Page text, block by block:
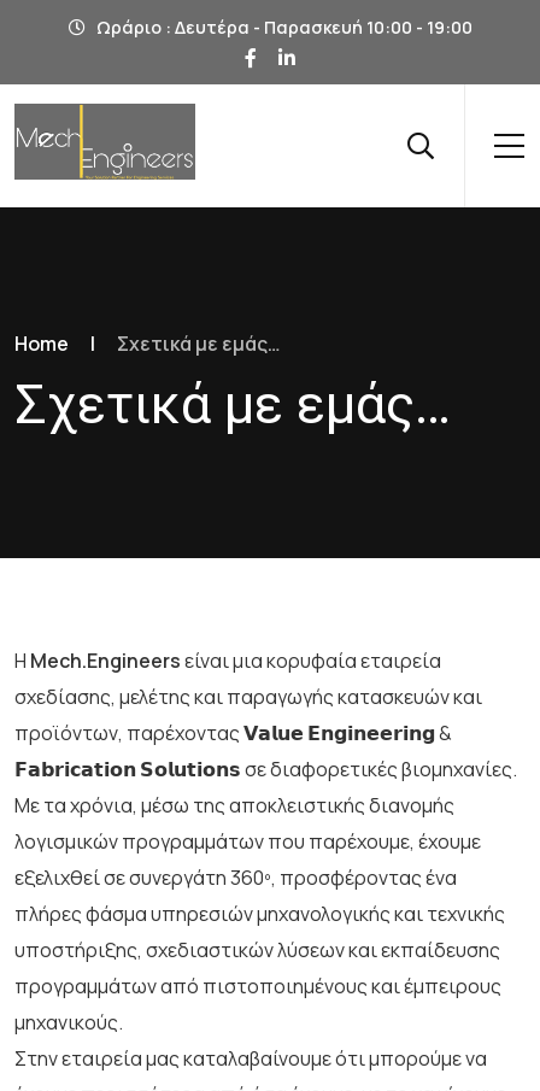
Ωράριο : Δευτέρα - Παρασκευή 10:00 - 19:00
Home | Σχετικά με εμάς…
Σχετικά με εμάς…
H Mech.Engineersείναι μια κορυφαία εταιρεία
σχεδίασης, μελέτης και παραγωγής κατασκευών και
προϊόντων, παρέχοντας 𝗩𝗮𝗹𝘂𝗲 𝗘𝗻𝗴𝗶𝗻𝗲𝗲𝗿𝗶𝗻𝗴 &
𝗙𝗮𝗯𝗿𝗶𝗰𝗮𝘁𝗶𝗼𝗻 𝗦𝗼𝗹𝘂𝘁𝗶𝗼𝗻𝘀 σε διαφορετικές βιομηχανίες.
Με τα χρόνια, μέσω της αποκλειστικής διανομής
λογισμικών προγραμμάτων που παρέχουμε, έχουμε
εξελιχθεί σε συνεργάτη 360º, προσφέροντας ένα
πλήρες φάσμα υπηρεσιών μηχανολογικής και τεχνικής
υποστήριξης, σχεδιαστικών λύσεων και εκπαίδευσης
προγραμμάτων από πιστοποιημένους και έμπειρους
μηχανικούς.
Στην εταιρεία μας καταλαβαίνουμε ότι μπορούμε να